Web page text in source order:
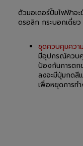
ตัวมอเตอร์ปั้มไฟฟ้าจ
ดรอลิก กระบอกเดี่ย
ชุดควบคุมควา
มีอุปกรณ์ควบคุ
ป้องกันการต
ลงจะมีปุ่มกดสี
เพื่อหยุดการท